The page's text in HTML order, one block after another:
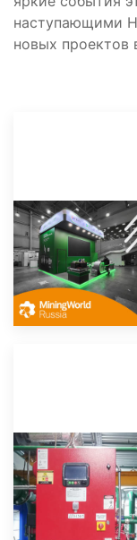
наступающими
новых проектов